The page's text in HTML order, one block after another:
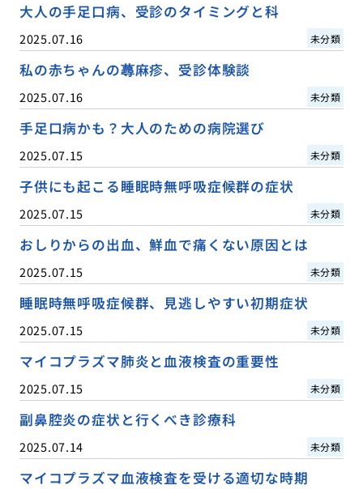
大人の手足口病、受診のタイミングと科
2025.07.16 未分類
私の赤ちゃんの蕁麻疹、受診体験談
2025.07.16 未分類
手足口病かも？大人のための病院選び
2025.07.15 未分類
子供にも起こる睡眠時無呼吸症候群の症状
2025.07.15 未分類
おしりからの出血、鮮血で痛くない原因とは
2025.07.15 未分類
睡眠時無呼吸症候群、見逃しやすい初期症状
2025.07.15 未分類
マイコプラズマ肺炎と血液検査の重要性
2025.07.15 未分類
副鼻腔炎の症状と行くべき診療科
2025.07.14 未分類
マイコプラズマ血液検査を受ける適切な時期